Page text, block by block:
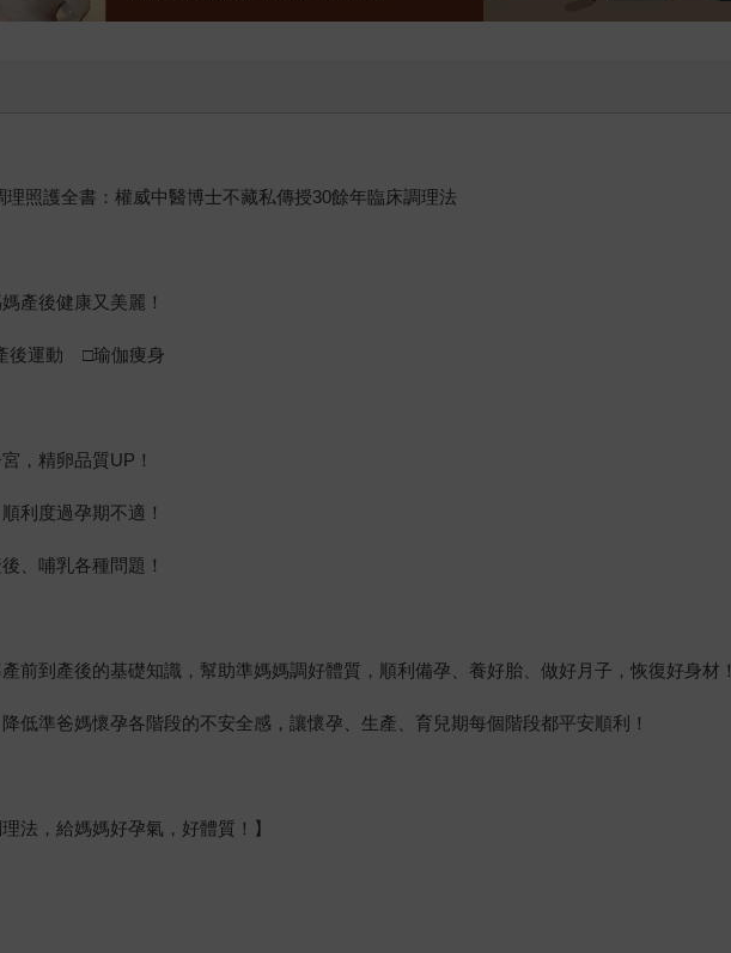
照護全書：權威中醫博士不藏私傳授30餘年臨床調理法
產後健康又美麗！
後運動 □瑜伽痩身
，精卵品質UP！
利度過孕期不適！
、哺乳各種問題！
前到產後的基礎知識，幫助準媽媽調好體質，順利備孕、養好胎、做好月子，恢復好身材！
低準爸媽懷孕各階段的不安全感，讓懷孕、生產、育兒期每個階段都平安順利！
法，給媽媽好孕氣，好體質！】